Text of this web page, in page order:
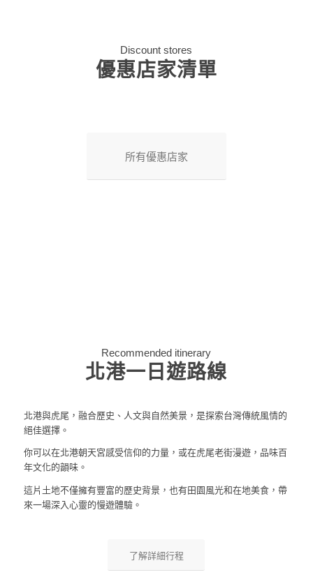
Discount stores
優惠店家清單
所有優惠店家
Recommended itinerary
北港一日遊路線
北港與虎尾，融合歷史、人文與自然美景，是探索台灣傳統風情的
絕佳選擇。
你可以在北港朝天宮感受信仰的力量，或在虎尾老街漫遊，品味百
年文化的韻味。
這片土地不僅擁有豐富的歷史背景，也有田園風光和在地美食，帶
來一場深入心靈的慢遊體驗。
了解詳細行程